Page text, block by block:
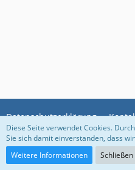
Datenschutzerklärung
Community-
Diese Seite verwendet Cookies.
Sie sich damit einverstanden, dass
Weitere Informationen
Schließen